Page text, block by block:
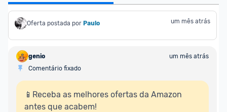
Oferta postada por Paulo um mês atrás
genio
um mês atrás
Comentário fixado
📱Receba as melhores ofertas da Amazon
antes que acabem!